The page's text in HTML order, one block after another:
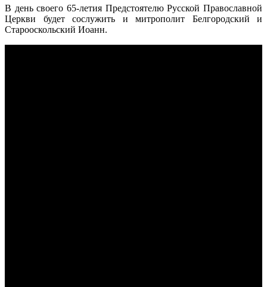
В день своего 65-летия Предстоятелю Русской Православной
Церкви будет сослужить и митрополит Белгородский и
Старооскольский Иоанн.